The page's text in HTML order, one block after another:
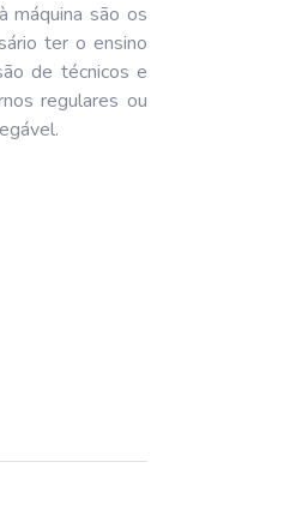
máquina são os
ter o ensino
de técnicos e
regulares ou